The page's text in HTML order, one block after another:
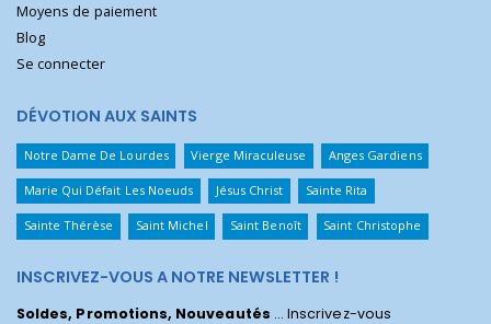
Moyens de paiement
Blog
Se connecter
DÉVOTION AUX SAINTS
Notre Dame De Lourdes Vierge Miraculeuse Anges Gardiens
Marie Qui Défait Les Noeuds Jésus Christ Sainte Rita
Sainte Thérèse Saint Michel Saint Benoît Saint Christophe
INSCRIVEZ-VOUS A NOTRE NEWSLETTER !
Soldes, Promotions, Nouveautés ... Inscrivez-vous